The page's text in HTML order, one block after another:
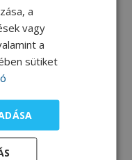
a
vagy
a
sütiket